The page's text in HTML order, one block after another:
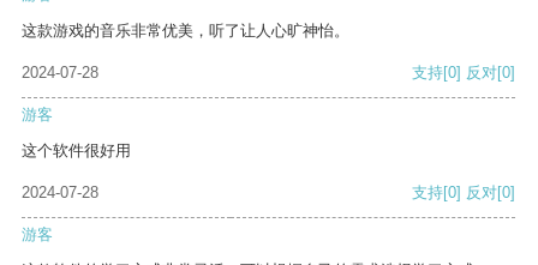
这款游戏的音乐非常优美，听了让人心旷神怡。
2024-07-28 支持[0] 反对[0]
游客
这个软件很好用
2024-07-28 支持[0] 反对[0]
游客